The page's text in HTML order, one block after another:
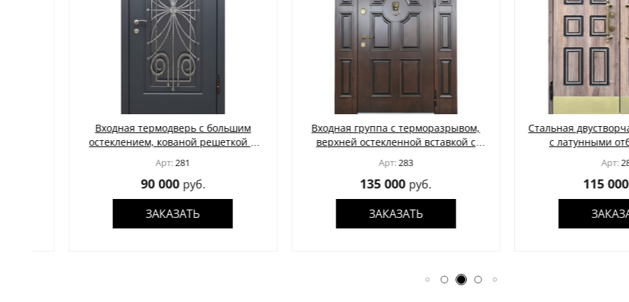
Входная термодверь с большим
остеклением, кованой решеткой и
90 000руб.
ЗАКАЗАТЬ
Входная группа с терморазрывом,
верхней остекленной вставкой с
со шпоном
135 000руб.
ЗАКАЗАТЬ
Стальная двустворчатая
с латунными
115 000руб.
ЗАКАЗАТЬ